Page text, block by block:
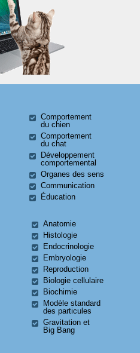
Comportement
du chien
Comportement
du chat
Développement
comportemental
Organes des sens
Communication
Éducation
Anatomie
Histologie
Endocrinologie
Embryologie
Reproduction
Biologie cellulaire
Biochimie
Modèle standard
des particules
Gravitation et
Big Bang